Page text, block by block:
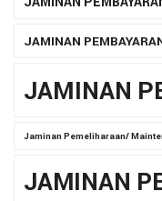
JAMINAN
JAMINAN
Jaminan Pemeliharaan/
JAMINAN